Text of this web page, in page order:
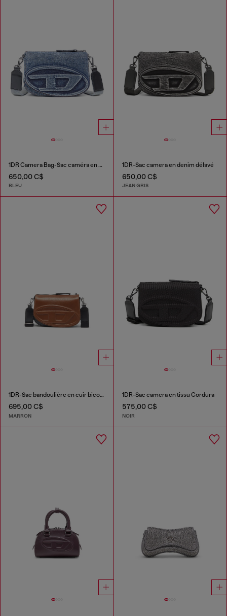
1DR Camera Bag-Sac caméra en denim solarisé
650,00 C$
BLEU
1DR-Sac camera en denim délavé
650,00 C$
JEAN GRIS
1DR-Sac bandoulière en cuir bicolore
695,00 C$
MARRON
1DR-Sac camera en tissu Cordura
575,00 C$
NOIR